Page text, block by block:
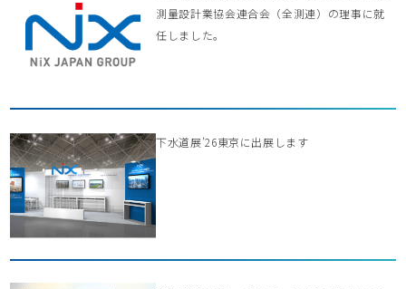
測量設計業協会連合会（全測連）の理事に就
任しました。
下水道展’26東京に出展します